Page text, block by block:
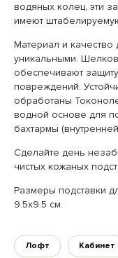
водяных колец, эти
имеют
Материал и качество
уникальными.
обеспечивают
повреждений.
обработаны
водной основе для
бахтармы
Сделайте день
чистых кожаных
Размеры подставки
9.5х9.5 см.
Лофт Кабинет